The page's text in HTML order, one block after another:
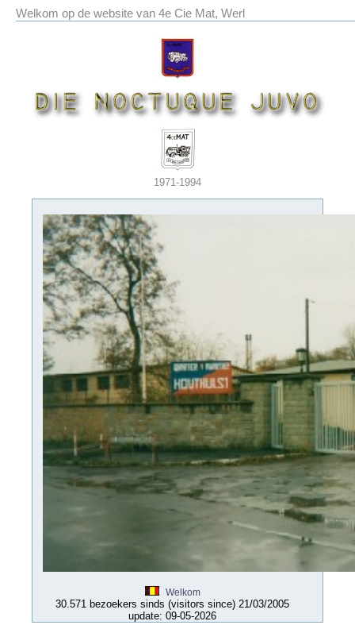
Welkom op de website van 4e Cie Mat, Werl
1971-1994
Welkom
30.571 bezoekers sinds (visitors since) 21/03/2005
update: 09-05-2026